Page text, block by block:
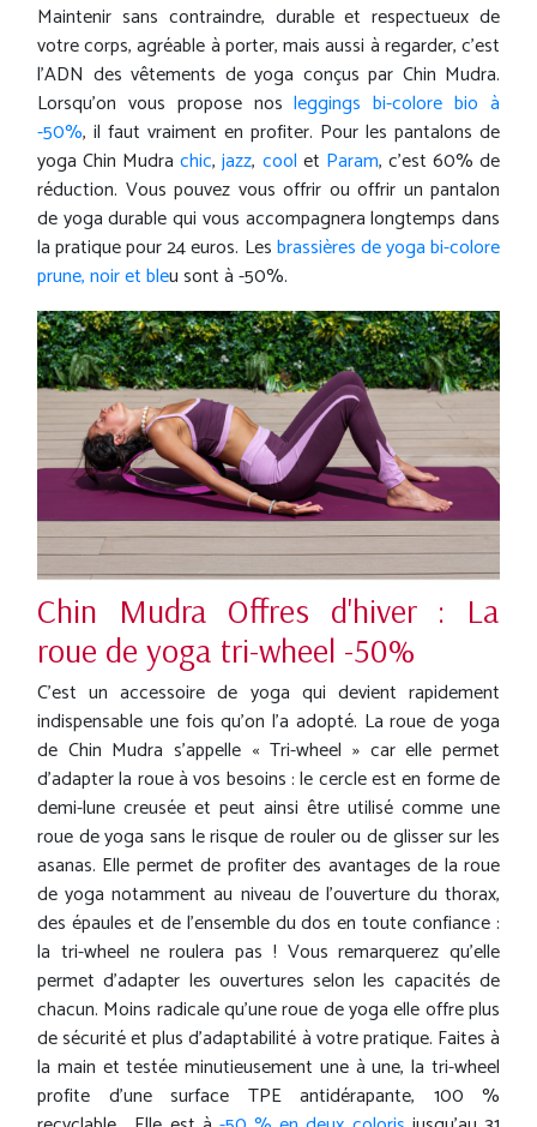
Maintenir sans contraindre, durable et respectueux de
votre corps, agréable à porter, mais aussi à regarder, c'est
l'ADN des vêtements de yoga conçus par Chin Mudra.
Lorsqu'on vous propose nosleggings bi-colore bio à
-50%, il faut vraiment en profiter. Pour les pantalons de
yoga Chin Mudrachic,jazz, cool et Param, c'est 60% de
réduction. Vous pouvez vous offrir ou offrir un pantalon
de yoga durable qui vous accompagnera longtemps dans
la pratique pour 24 euros. Lesbrassières de yoga bi-colore
prune, noir et bleu sont à -50%.
Chin Mudra Offres d'hiver : La
roue de yoga tri-wheel -50%
C'est un accessoire de yoga qui devient rapidement
indispensable une fois qu'on l'a adopté. La roue de yoga
de Chin Mudra s'appelle « Tri-wheel » car elle permet
d'adapter la roue à vos besoins : le cercle est en forme de
demi-lune creusée et peut ainsi être utilisé comme une
roue de yoga sans le risque de rouler ou de glisser sur les
asanas. Elle permet de profiter des avantages de la roue
de yoga notamment au niveau de l'ouverture du thorax,
des épaules et de l'ensemble du dos en toute confiance :
la tri-wheel ne roulera pas ! Vous remarquerez qu'elle
permet d'adapter les ouvertures selon les capacités de
chacun. Moins radicale qu'une roue de yoga elle offre plus
de sécurité et plus d’adaptabilité à votre pratique. Faites à
la main et testée minutieusement une à une, la tri-wheel
profite d’une surface TPE antidérapante, 100 %